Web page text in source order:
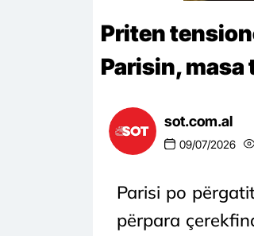
Priten
Parisin,
sot.com.al
09/07/2026
Parisi po
përpara